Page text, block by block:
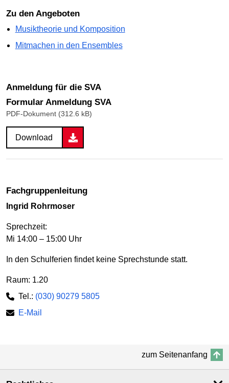
Zu den Angeboten
Musiktheorie und Komposition
Mitmachen in den Ensembles
Anmeldung für die SVA
Formular Anmeldung SVA
PDF-Dokument (312.6 kB)
Download
Fachgruppenleitung
Ingrid Rohrmoser
Sprechzeit:
Mi 14:00 – 15:00 Uhr
In den Schulferien findet keine Sprechstunde statt.
Raum: 1.20
Tel.: (030) 90279 5805
E-Mail
zum Seitenanfang